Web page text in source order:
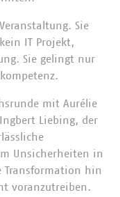
Sie
IT Projekt,
Sie gelingt nur
mit Aurélie
Liebing, der
Unsicherheiten in
Transformation hin
voranzutreiben.